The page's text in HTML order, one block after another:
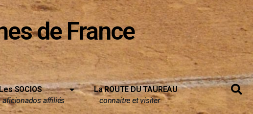
de France
SOCIOS
aficionados affiliés
La ROUTE DU TAUREAU
connaitre et visiter